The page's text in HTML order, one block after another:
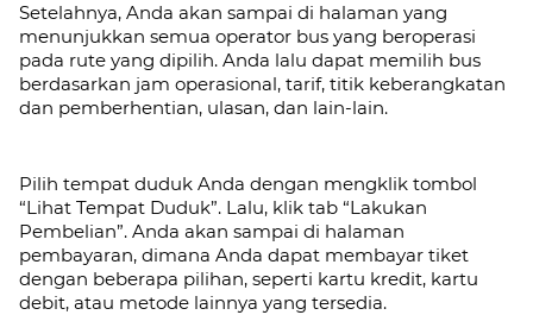
Setelahnya, Anda akan sampai di halaman yang
menunjukkan semua operator bus yang beroperasi
pada rute yang dipilih. Anda lalu dapat memilih bus
berdasarkan jam operasional, tarif, titik keberangkatan
dan pemberhentian, ulasan, dan lain-lain.
Pilih tempat duduk Anda dengan mengklik tombol
“Lihat Tempat Duduk”. Lalu, klik tab “Lakukan
Pembelian”. Anda akan sampai di halaman
pembayaran, dimana Anda dapat membayar tiket
dengan beberapa pilihan, seperti kartu kredit, kartu
debit, atau metode lainnya yang tersedia.